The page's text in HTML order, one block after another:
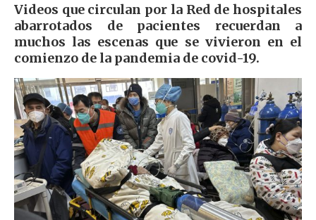
Videos que circulan por la Red de hospitales
abarrotados de pacientes recuerdan a
muchos las escenas que se vivieron en el
comienzo de la pandemia de covid-19.